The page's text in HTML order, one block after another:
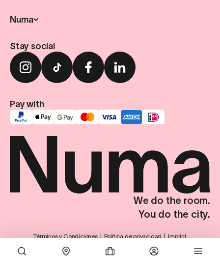
Numa
Stay social
Pay with
We do the room.
You do the city.
Términos y Condiciones Política de privacidad
Imprint
© Numa Group SE. Todos los derechos reservados.